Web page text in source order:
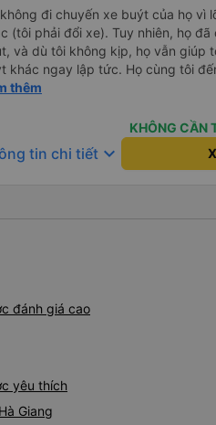
đi chuyến xe buýt của họ vì
(tôi phải đổi xe). Tuy nhiên, họ
và dù tôi không kịp, họ vẫn giúp
khác ngay lập tức. Họ cùng tôi
xe. Rất chuyên nghiệp.
thêm
KHÔNG CẦN
tin chi tiết keyboard_arrow_down
đánh giá cao
yêu thích
Giang